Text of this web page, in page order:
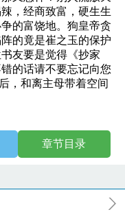
，经商致富，硬生生
的富饶地。狗皇帝贪
的竟是崔之玉的保护
友要是觉得《抄家
的话请不要忘记向您
，和离主母带着空间
章节目录